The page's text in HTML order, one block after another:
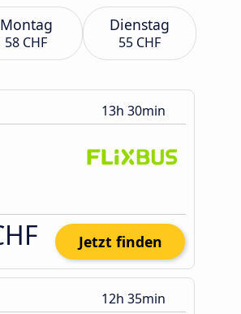
Montag
58 CHF
Dienstag
55 CHF
13h 30min
Jetzt finden
12h 35min